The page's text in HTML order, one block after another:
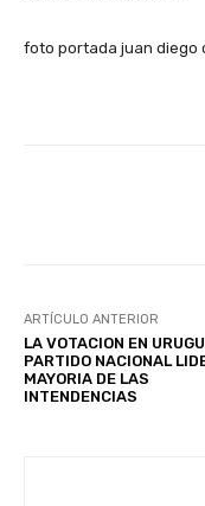
foto portada juan diego
ARTÍCULO ANTERIOR
LA VOTACION EN
PARTIDO NACIONAL
MAYORIA DE LAS
INTENDENCIAS